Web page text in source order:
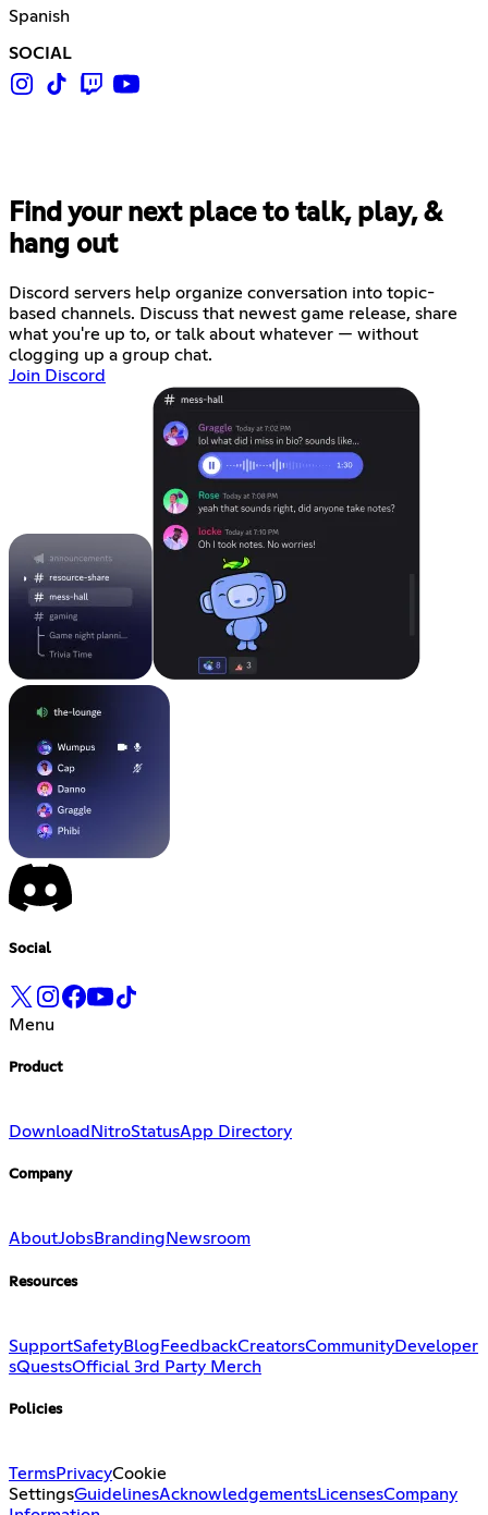
Spanish
SOCIAL
Find your next place to talk, play, &
hang out
Discord servers help organize conversation into topic-
based channels. Discuss that newest game release, share
what you're up to, or talk about whatever — without
clogging up a group chat.
Join Discord
Social
Menu
Product
Download NitroStatusApp Directory
Company
AboutJobsBranding Newsroom
Resources
SupportSafetyBlog FeedbackCreatorsCommunityDeveloper
sQuestsOfficial 3rd Party Merch
Policies
TermsPrivacyCookie
SettingsGuidelinesAcknowledgementsLicensesCompany